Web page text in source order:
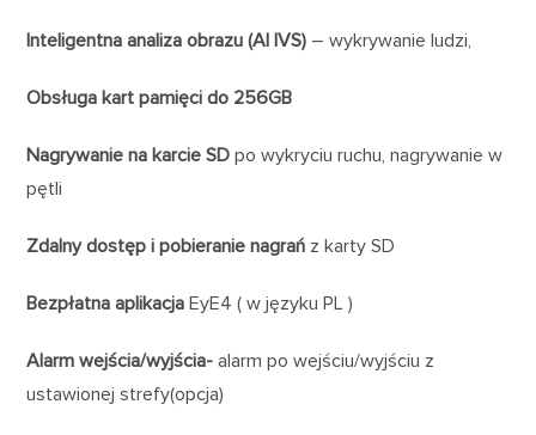
Inteligentna analiza obrazu (AI IVS) – wykrywanie ludzi,
Obsługa kart pamięci do 256GB
Nagrywanie na karcie SD po wykryciu ruchu, nagrywanie w
pętli
Zdalny dostęp i pobieranie nagrań z karty SD
Bezpłatna aplikacja EyE4 ( w języku PL )
Alarm wejścia/wyjścia- alarm po wejściu/wyjściu z
ustawionej strefy(opcja)